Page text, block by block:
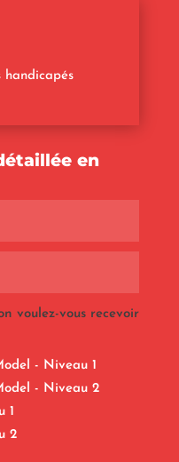
handicapés
en
voulez-vous recevoir
- Niveau 1
- Niveau 2
1
2